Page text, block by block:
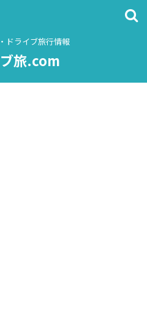
ドライブ旅行情報
旅.com